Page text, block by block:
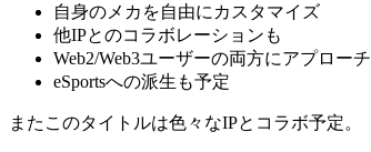
自身のメカを自由にカスタマイズ
他IPとのコラボレーションも
Web2/Web3ユーザーの両方にアプローチ
eSportsへの派生も予定
またこのタイトルは色々なIPとコラボ予定。